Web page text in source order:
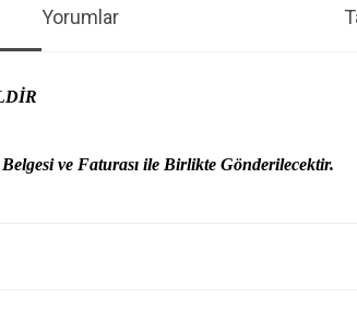
Yorumlar
ve Faturası ile Birlikte Gönderilecektir.